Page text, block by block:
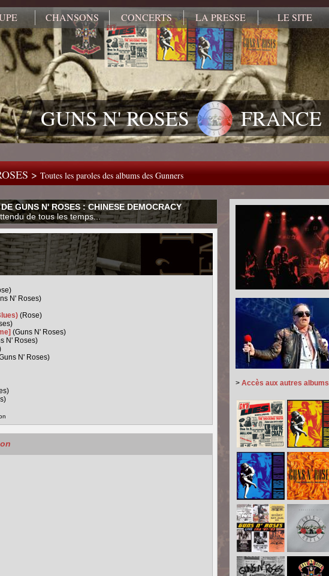
CHANSONS CONCERTS LA PRESSE LE SITE
GUNS N' ROSES FRANCE
> Toutes les paroles des albums des Gunners
GUNS N' ROSES : CHINESE DEMOCRACY
de tous les temps...
N' Roses)
(Rose)
(Guns N' Roses)
N' Roses)
N' Roses)
> Accès aux autres albums